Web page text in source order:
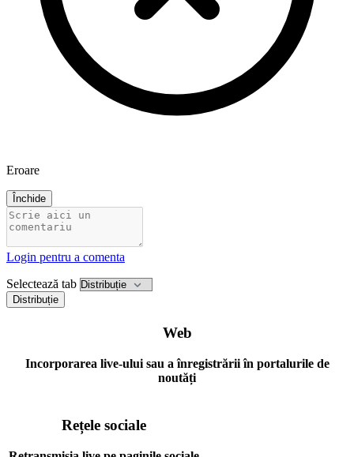
Eroare
Închide
Login pentru a comenta
Selectează tab
Distribuție
Web
Incorporarea live-ului sau a înregistrării în portalurile de
noutăți
Rețele sociale